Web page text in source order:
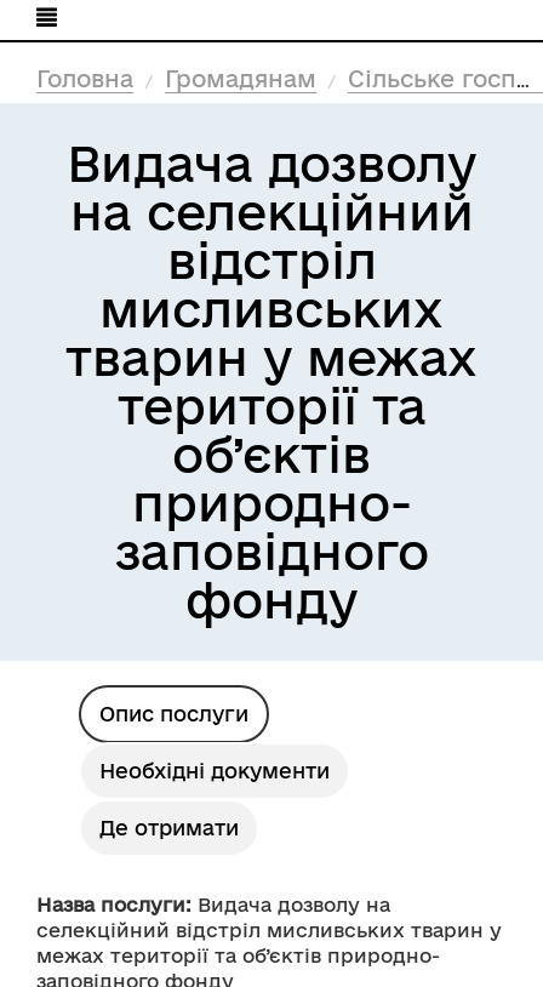
Головна Громадянам Сільське господарство
Видача дозволу
на селекційний
відстріл
мисливських
тварин у межах
території та
об’єктів
природно-
заповідного
фонду
Опис послуги
Необхідні документи
Де отримати
Назва послуги: Видача дозволу на
селекційний відстріл мисливських тварин у
межах території та об’єктів природно-
заповідного фонду